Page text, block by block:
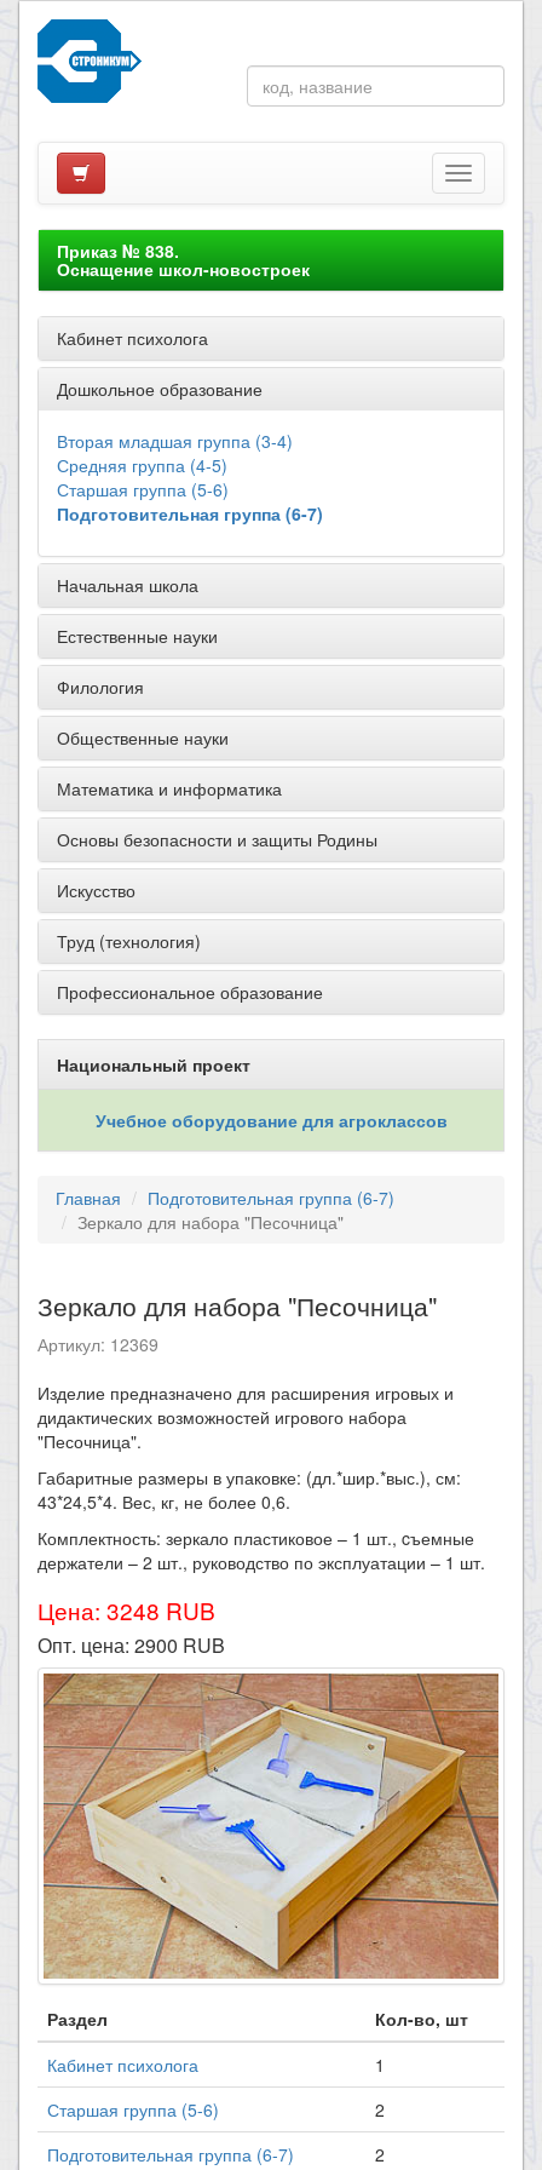
Приказ № 838.
Оснащение школ-новостроек
Кабинет психолога
Дошкольное образование
Вторая младшая группа (3-4)
Средняя группа (4-5)
Старшая группа (5-6)
Подготовительная группа (6-7)
Начальная школа
Естественные науки
Филология
Общественные науки
Математика и информатика
Основы безопасности и защиты Родины
Искусство
Труд (технология)
Профессиональное образование
Национальный проект
Учебное оборудование для агроклассов
Главная
Подготовительная группа (6-7)
Зеркало для набора "Песочница"
Зеркало для набора "Песочница"
Артикул: 12369
​Изделие предназначено для расширения игровых и
дидактических возможностей игрового набора
"Песочница".
Габаритные размеры в упаковке: (дл.*шир.*выс.), см:
43*24,5*4. Вес, кг, не более 0,6.
Комплектность: зеркало пластиковое – 1 шт., cъемные
держатели – 2 шт., руководство по эксплуатации – 1 шт.
Цена: 3248 RUB
Опт. цена: 2900 RUB
Раздел
Кол-во, шт
Кабинет психолога
1
Старшая группа (5-6)
2
Подготовительная группа (6-7)
2